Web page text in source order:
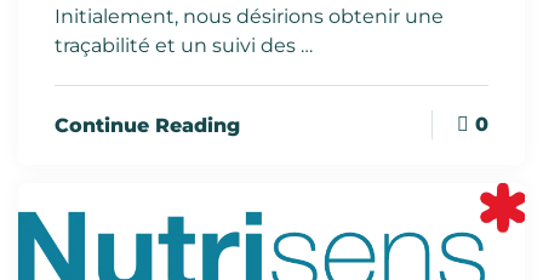
Initialement, nous désirions obtenir une
traçabilité et un suivi des …
Continue Reading 0